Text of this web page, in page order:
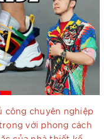
công chuyên nghiệp
với phong cách